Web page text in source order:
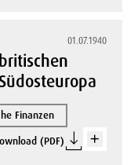
01.07.1940
Finanzen
(PDF)